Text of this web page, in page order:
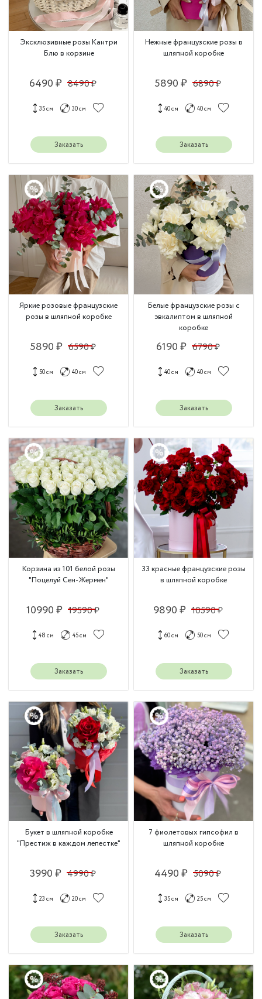
Эксклюзивные розы Кантри
Блю в корзине
6490 ₽ 8490 ₽
35 см 30 см
Заказать
Нежные французские розы в
шляпной коробке
5890 ₽ 6890 ₽
40 см 40 см
Заказать
Яркие розовые французские
розы в шляпной коробке
5890 ₽ 6590 ₽
50 см 40 см
Заказать
Белые французские розы с
эвкалиптом в шляпной
коробке
6190 ₽ 6790 ₽
40 см 40 см
Заказать
Корзина из 101 белой розы
"Поцелуй Сен‑Жермен"
10990 ₽ 19590 ₽
48 см 45 см
Заказать
33 красные французские розы
в шляпной коробке
9890 ₽ 10590 ₽
60 см 50 см
Заказать
Букет в шляпной коробке
"Престиж в каждом лепестке"
3990 ₽ 4990 ₽
23 см 20 см
Заказать
7 фиолетовых гипсофил в
шляпной коробке
4490 ₽ 5090 ₽
35 см 25 см
Заказать